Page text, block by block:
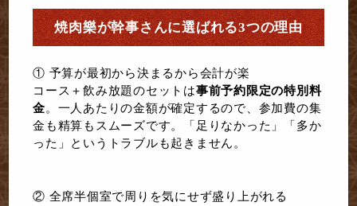
焼肉樂が幹事さんに選ばれる3つの理由
① 予算が最初から決まるから会計が楽
コース＋飲み放題のセットは事前予約限定の特別料
金。一人あたりの金額が確定するので、参加費の集
金も精算もスムーズです。「足りなかった」「多か
った」というトラブルも起きません。
② 全席半個室で周りを気にせず盛り上がれる